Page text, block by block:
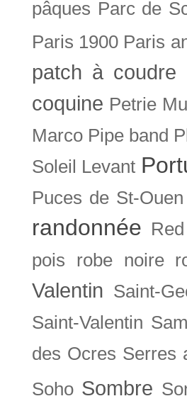
pâques Parc de
Paris 1900 Paris
patch à coudre
coquine Petrie
Marco Pipe band
Soleil Levant
Puces de St-Ouen
randonnée
pois
robe noire
Valentin Saint-
Saint-Valentin
des Ocres Serres
Soho Sombre